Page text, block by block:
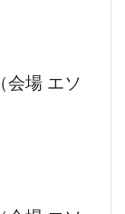
会場 エソ